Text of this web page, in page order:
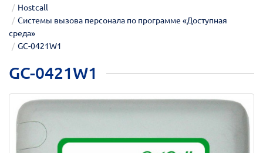
Hostcall
Системы вызова персонала по программе «Доступная
среда»
GC-0421W1
GC-0421W1